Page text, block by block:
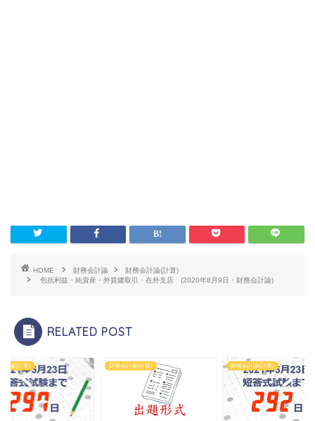
HOME 財務会計論
財務会計論(計算)
包括利益・純資産・外貨建取引・在外支店 (2020年8月9日・財務会計論)
RELATED POST
計論(計算) 財務会計論(計算) 財務会計論(計算)